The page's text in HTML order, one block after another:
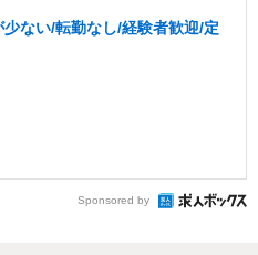
ない/転勤なし/経験者歓迎/定
Sponsored by